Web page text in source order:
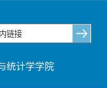
统计学学院